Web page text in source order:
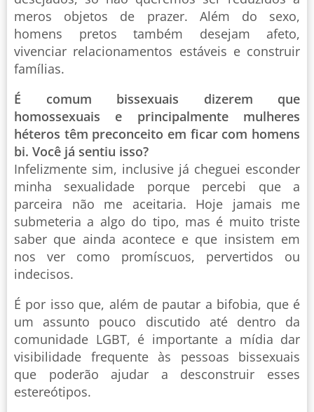
meros objetos de prazer. Além do sexo,
homens pretos também desejam afeto,
vivenciar relacionamentos estáveis e construir
famílias.
É comum bissexuais dizerem que
homossexuais e principalmente mulheres
héteros têm preconceito em ficar com homens
bi. Você já sentiu isso?
Infelizmente sim, inclusive já cheguei esconder
minha sexualidade porque percebi que a
parceira não me aceitaria. Hoje jamais me
submeteria a algo do tipo, mas é muito triste
saber que ainda acontece e que insistem em
nos ver como promíscuos, pervertidos ou
indecisos.
É por isso que, além de pautar a bifobia, que é
um assunto pouco discutido até dentro da
comunidade LGBT, é importante a mídia dar
visibilidade frequente às pessoas bissexuais
que poderão ajudar a desconstruir esses
estereótipos.